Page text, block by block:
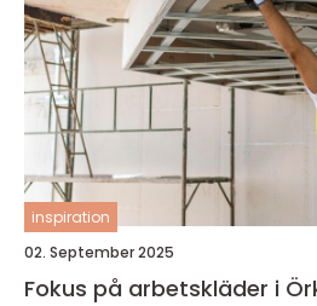
inspiration
02. September 2025
Fokus på arbetskläder i